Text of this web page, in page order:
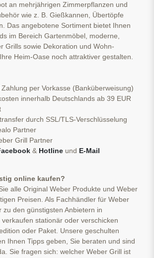
an mehrjährigen Zimmerpflanzen und
wie z. B. Gießkannen, Übertöpfe
Das angebotene Sortiment bietet Ihnen
im Bereich Gartenmöbel, moderne,
Grills sowie Dekoration und Wohn-
Heim-Oase noch attraktiver gestalten.
per Vorkasse (Banküberweisung)
innerhalb Deutschlands ab 39 EUR
durch SSL/TLS-Verschlüsselung
Partner
Grill Partner
& Hotline und E-Mail
online kaufen?
alle Original Weber Produkte und Weber
Preisen. Als Fachhändler für Weber
zu den günstigsten Anbietern in
verkaufen stationär oder verschicken
oder Paket. Unsere geschulten
Ihnen Tipps geben, Sie beraten und sind
Sie fragen sich: welcher Weber Grill ist